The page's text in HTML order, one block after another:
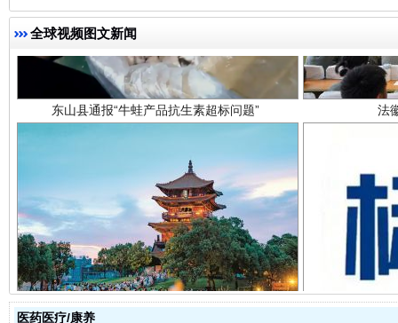
全球视频图文新闻
千年窑火 生生不息
医药医疗/康养